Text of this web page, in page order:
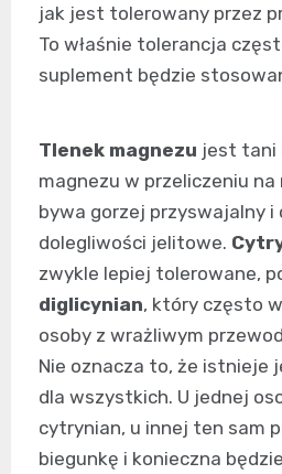
jak jest tolerowany przez
To właśnie tolerancja
suplement będzie
Tlenek magnezu jest tani
magnezu w przeliczeniu na
bywa gorzej przyswajalny i
dolegliwości jelitowe.
zwykle lepiej tolerowane,
diglicynian, który często
osoby z wrażliwym
Nie oznacza to, że istnieje
dla wszystkich. U jednej
cytrynian, u innej ten sam
biegunkę i konieczna